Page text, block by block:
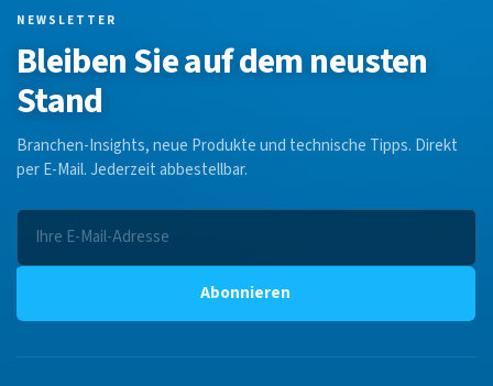
NEWSLETTER
Bleiben Sie auf dem neusten
Stand
Branchen-Insights, neue Produkte und technische Tipps. Direkt
per E-Mail. Jederzeit abbestellbar.
Abonnieren